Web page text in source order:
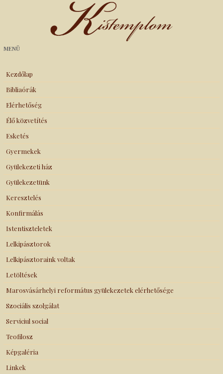
Kistemplom
MENÜ
Kezdőlap
Bibliaórák
Elérhetőség
Élő közvetítés
Esketés
Gyermekek
Gyülekezeti ház
Gyülekezetünk
Keresztelés
Konfirmálás
Istentiszteletek
Lelkipásztorok
Lelkipásztoraink voltak
Letöltések
Marosvásárhelyi református gyülekezetek elérhetősége
Szociális szolgálat
Serviciul social
Teofilosz
Képgaléria
Linkek